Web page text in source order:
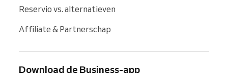
Reservio vs. alternatieven
Affiliate & Partnerschap
Download de Business-app